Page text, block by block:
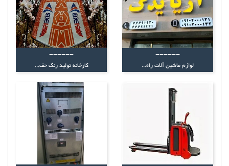
------
لوازم ماشین آلات راه...
------
کارخانه تولید رنگ حف...